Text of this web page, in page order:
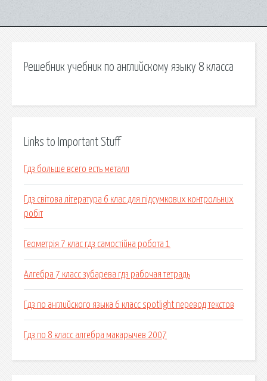
Решебник учебник по английскому языку 8 класса
Links to Important Stuff
Гдз больше всего есть металл
Гдз світова література 6 клас для підсумкових контрольних
робіт
Геометрія 7 клас гдз самостійна робота 1
Алгебра 7 класс зубарева гдз рабочая тетрадь
Гдз по английского языка 6 класс spotlight перевод текстов
Гдз по 8 класс алгебра макарычев 2007